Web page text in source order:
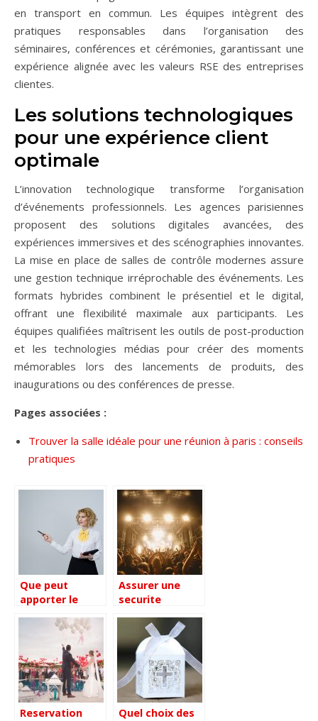
en transport en commun. Les équipes intègrent des
pratiques responsables dans l’organisation des
séminaires, conférences et cérémonies, garantissant une
expérience alignée avec les valeurs RSE des entreprises
clientes.
Les solutions technologiques
pour une expérience client
optimale
L’innovation technologique transforme l’organisation
d’événements professionnels. Les agences parisiennes
proposent des solutions digitales avancées, des
expériences immersives et des scénographies innovantes.
La mise en place de salles de contrôle modernes assure
une gestion technique irréprochable des événements. Les
formats hybrides combinent le présentiel et le digital,
offrant une flexibilité maximale aux participants. Les
équipes qualifiées maîtrisent les outils de post-production
et les technologies médias pour créer des moments
mémorables lors des lancements de produits, des
inaugurations ou des conférences de presse.
Pages associées :
Trouver la salle idéale pour une réunion à paris : conseils
pratiques
Que peut
apporter le
Entertainment à
communication
événementielle
de votre
marque ?
Assurer une
securite
l’evenementiel
Reservation
Quel choix des